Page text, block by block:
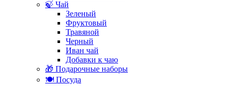
🍃 Чай
Зеленый
Фруктовый
Травяной
Черный
Иван чай
Добавки к чаю
🎁 Подарочные наборы
🍽️ Посуда